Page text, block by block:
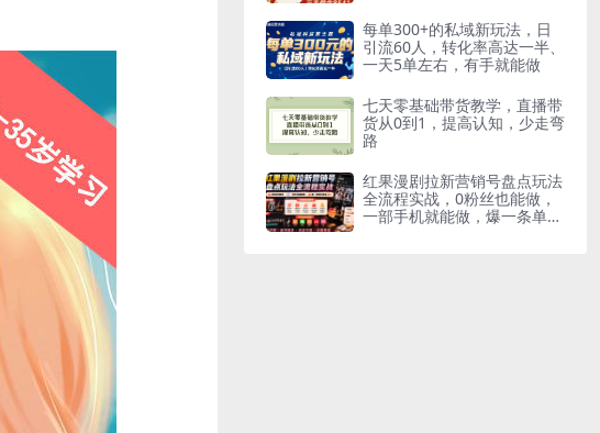
每单300+的私域新玩法，日
引流60人，转化率高达一半、
一天5单左右，有手就能做
七天零基础带货教学，直播带
货从0到1，提高认知，少走弯
路
红果漫剧拉新营销号盘点玩法
全流程实战，0粉丝也能做，
一部手机就能做，爆一条单日